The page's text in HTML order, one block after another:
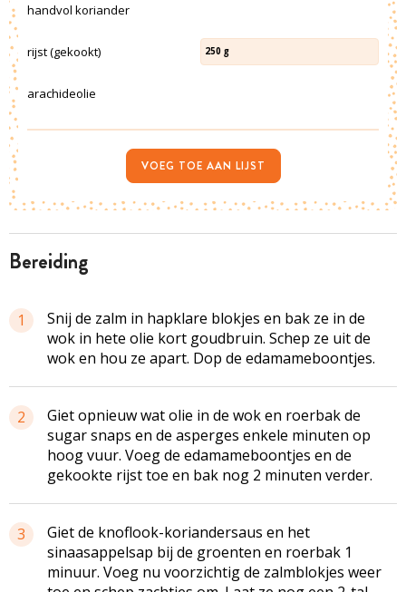
bereiding
1
Snij de zalm in hapklare blokjes en bak ze in de
wok in hete olie kort goudbruin. Schep ze uit de
wok en hou ze apart. Dop de edamameboontjes.
2
Giet opnieuw wat olie in de wok en roerbak de
sugar snaps en de asperges enkele minuten op
hoog vuur. Voeg de edamameboontjes en de
gekookte rijst toe en bak nog 2 minuten verder.
3
Giet de knoflook-koriandersaus en het
sinaasappelsap bij de groenten en roerbak 1
minuur. Voeg nu voorzichtig de zalmblokjes weer
handvol koriander
rijst (gekookt) 250 g
arachideolie
VOEG TOE AAN LIJST